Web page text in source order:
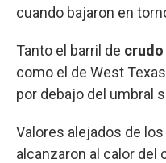
cuando bajaron en
Tanto el barril de
como el de West
por debajo del umbral
Valores alejados de
alcanzaron al calor del